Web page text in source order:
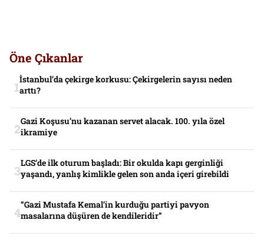
Öne Çıkanlar
İstanbul’da çekirge korkusu: Çekirgelerin sayısı neden
arttı?
Gazi Koşusu’nu kazanan servet alacak. 100. yıla özel
ikramiye
LGS’de ilk oturum başladı: Bir okulda kapı gerginliği
yaşandı, yanlış kimlikle gelen son anda içeri girebildi
“Gazi Mustafa Kemal’in kurduğu partiyi pavyon
masalarına düşüren de kendileridir”